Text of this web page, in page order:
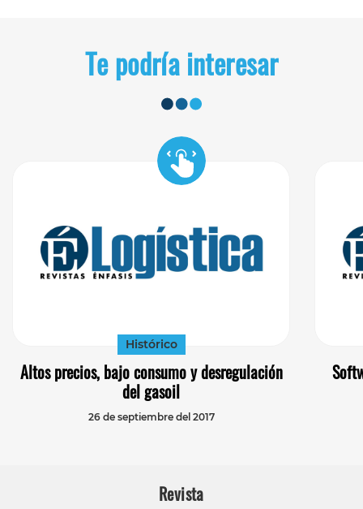
Te podría interesar
Histórico
Altos precios, bajo consumo y desregulación
del gasoil
26 de septiembre del 2017
Revista